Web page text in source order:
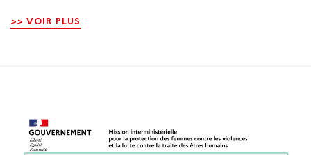
>> VOIR PLUS